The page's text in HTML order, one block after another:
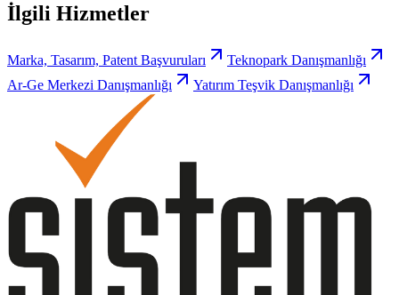
İlgili Hizmetler
Marka, Tasarım, Patent Başvuruları
Teknopark Danışmanlığı
Ar-Ge Merkezi Danışmanlığı
Yatırım Teşvik Danışmanlığı